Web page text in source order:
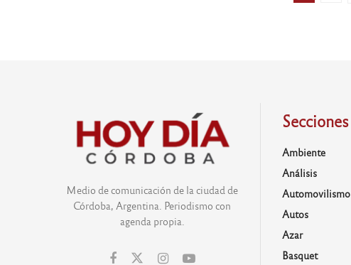
Medio de comunicación de la ciudad de
Córdoba, Argentina. Periodismo con
agenda propia.
Secciones
Ambiente
Análisis
Automovilismo
Autos
Azar
Basquet